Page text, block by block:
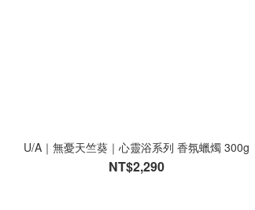
U/A｜無憂天竺葵｜心靈浴系列 香氛蠟燭 300g
NT$2,290